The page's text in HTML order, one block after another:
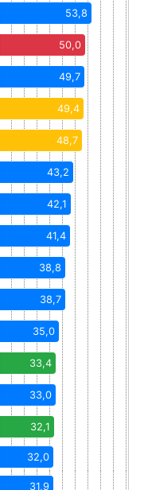
53,8
50,0
49,7
49,4
48,7
43,2
42,1
41,4
38,8
38,7
35,0
33,4
33,0
32,1
32,0
31,9